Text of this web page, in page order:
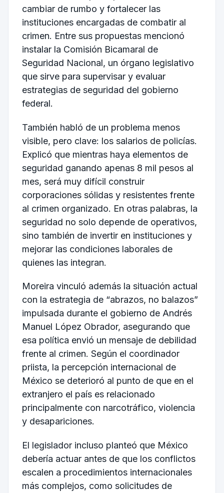
cambiar de rumbo y fortalecer las
instituciones encargadas de combatir al
crimen. Entre sus propuestas mencionó
instalar la Comisión Bicamaral de
Seguridad Nacional, un órgano legislativo
que sirve para supervisar y evaluar
estrategias de seguridad del gobierno
federal.
También habló de un problema menos
visible, pero clave: los salarios de policías.
Explicó que mientras haya elementos de
seguridad ganando apenas 8 mil pesos al
mes, será muy difícil construir
corporaciones sólidas y resistentes frente
al crimen organizado. En otras palabras, la
seguridad no solo depende de operativos,
sino también de invertir en instituciones y
mejorar las condiciones laborales de
quienes las integran.
Moreira vinculó además la situación actual
con la estrategia de “abrazos, no balazos”
impulsada durante el gobierno de Andrés
Manuel López Obrador, asegurando que
esa política envió un mensaje de debilidad
frente al crimen. Según el coordinador
priista, la percepción internacional de
México se deterioró al punto de que en el
extranjero el país es relacionado
principalmente con narcotráfico, violencia
y desapariciones.
El legislador incluso planteó que México
debería actuar antes de que los conflictos
escalen a procedimientos internacionales
más complejos, como solicitudes de